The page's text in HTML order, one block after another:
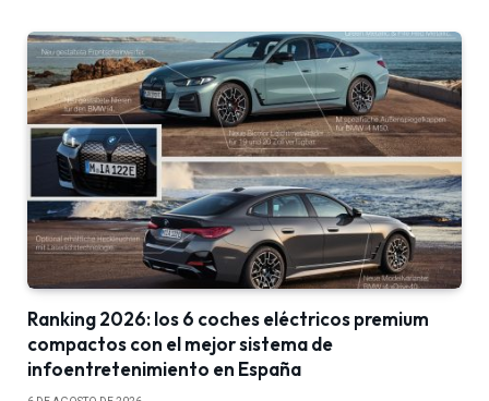
Ranking 2026: los 6 coches eléctricos premium
compactos con el mejor sistema de
infoentretenimiento en España